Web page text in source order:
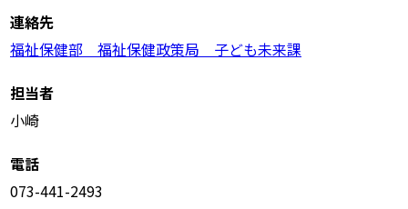
連絡先
福祉保健部 福祉保健政策局 子ども未来課
担当者
小崎
電話
073-441-2493